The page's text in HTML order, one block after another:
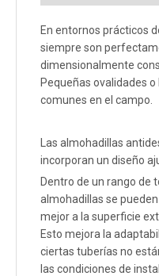
En entornos prácticos
siempre son
dimensionalmente
Pequeñas ovalidades
comunes en el campo.
Las almohadillas
incorporan un diseño
Dentro de un rango de
almohadillas se
mejor a la superficie
Esto mejora la
ciertas tuberías no
las condiciones de